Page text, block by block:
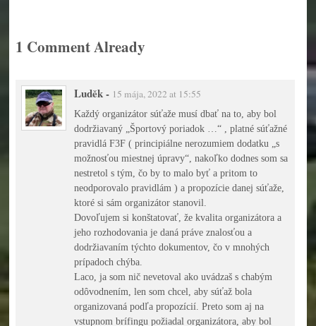
1 Comment Already
Luděk- 15 mája, 2022 at 15:55
Každý organizátor súťaže musí dbať na to, aby bol
dodržiavaný „Športový poriadok …“ , platné súťažné
pravidlá F3F ( principiálne nerozumiem dodatku „s
možnosťou miestnej úpravy“, nakoľko dodnes som sa
nestretol s tým, čo by to malo byť a pritom to
neodporovalo pravidlám ) a propozície danej súťaže,
ktoré si sám organizátor stanovil.
Dovoľujem si konštatovať, že kvalita organizátora a
jeho rozhodovania je daná práve znalosťou a
dodržiavaním týchto dokumentov, čo v mnohých
prípadoch chýba.
Laco, ja som nič nevetoval ako uvádzaš s chabým
odôvodnením, len som chcel, aby súťaž bola
organizovaná podľa propozícií. Preto som aj na
vstupnom brífingu požiadal organizátora, aby bol